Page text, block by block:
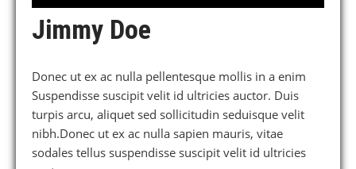
Jimmy Doe
Donec ut ex ac nulla pellentesque mollis in a enim
Suspendisse suscipit velit id ultricies auctor. Duis
turpis arcu, aliquet sed sollicitudin seduisque velit
nibh.Donec ut ex ac nulla sapien mauris, vitae
sodales tellus suspendisse suscipit velit id ultricies